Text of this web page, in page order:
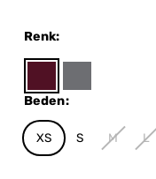
Renk:
Beden:
XS S M L